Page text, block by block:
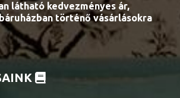
látható kedvezményes ár,
történő vásárlásokra